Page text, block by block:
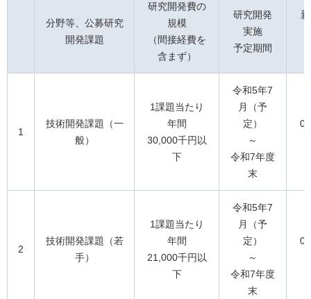
分野等、公募研究
開発課題
研究開発費の
規模
（間接経費を
含まず）
研究開発
実施
予定期間
1
技術開発課題（一
般）
1課題当たり
年間
30,000千円以
下
令和5年7
月（予
定）
～
令和7年度
末
0
2
技術開発課題（若
手）
1課題当たり
年間
21,000千円以
下
令和5年7
月（予
定）
～
令和7年度
末
0